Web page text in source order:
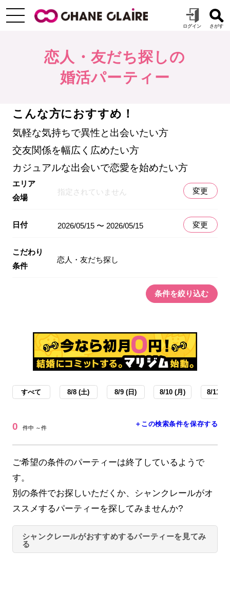
恋人・友だち探しの
婚活パーティー
こんな方におすすめ！
気軽な気持ちで異性と出会いたい方
交友関係を幅広く広めたい方
カジュアルな出会いで恋愛を始めたい方
エリア
会場
指定されていません 変更
日付 2026/05/15 〜 2026/05/15 変更
こだわり
条件
恋人・友だち探し
条件を絞り込む
すべて 8/8 (土) 8/9 (日) 8/10 (月) 8/11 (
0 件中 ～件 ＋この検索条件を保存する
ご希望の条件のパーティーは終了しているようで
す。
別の条件でお探しいただくか、シャンクレールがオ
ススメするパーティーを探してみませんか?
シャンクレールがおすすめするパーティーを見てみ
る